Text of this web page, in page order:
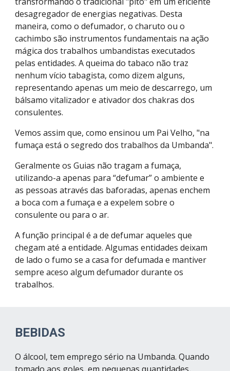
desagregador de energias negativas. Desta
maneira, como o defumador, o charuto ou o
cachimbo são instrumentos fundamentais na ação
mágica dos trabalhos umbandistas executados
pelas entidades. A queima do tabaco não traz
nenhum vício tabagista, como dizem alguns,
representando apenas um meio de descarrego, um
bálsamo vitalizador e ativador dos chakras dos
consulentes.
Vemos assim que, como ensinou um Pai Velho, "na
fumaça está o segredo dos trabalhos da Umbanda".
Geralmente os Guias não tragam a fumaça,
utilizando-a apenas para “defumar” o ambiente e
as pessoas através das baforadas, apenas enchem
a boca com a fumaça e a expelem sobre o
consulente ou para o ar.
A função principal é a de defumar aqueles que
chegam até a entidade. Algumas entidades deixam
de lado o fumo se a casa for defumada e mantiver
sempre aceso algum defumador durante os
trabalhos.
BEBIDAS
O álcool, tem emprego sério na Umbanda. Quando